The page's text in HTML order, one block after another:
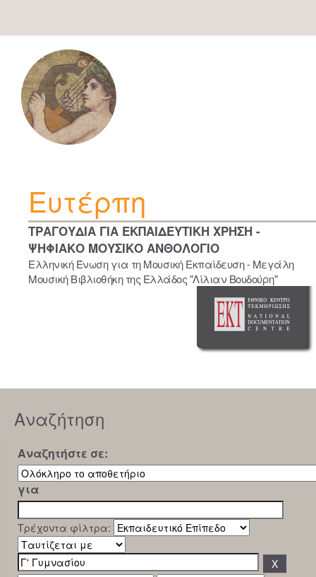
navigation
Ευτέρπη
ΤΡΑΓΟΥΔΙΑ ΓΙΑ ΕΚΠΑΙΔΕΥΤΙΚΗ ΧΡΗΣΗ -
ΨΗΦΙΑΚΟ ΜΟΥΣΙΚΟ ΑΝΘΟΛΟΓΙΟ
Ελληνική Ένωση για τη Μουσική Εκπαίδευση - Μεγάλη
Μουσική Βιβλιοθήκη της Ελλάδος "Λίλιαν Βουδούρη"
Αναζήτηση
Αναζητήστε σε:
για
Τρέχοντα φίλτρα: